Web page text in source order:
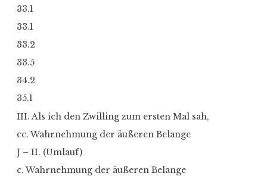
33.1
33.1
33.2
33.5
34.2
35.1
III. Als ich den Zwilling zum ersten Mal sah,
cc. Wahrnehmung der äußeren Belange
J – II. (Umlauf)
c. Wahrnehmung der äußeren Belange